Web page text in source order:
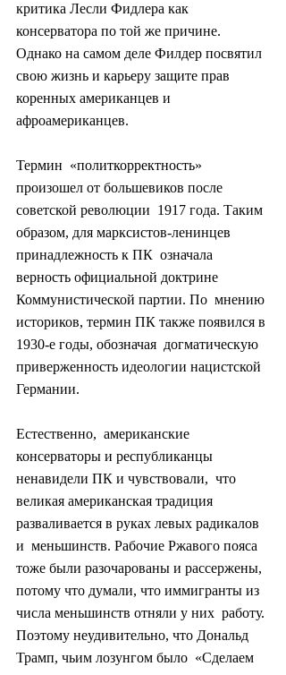
критика Лесли Фидлера как
консерватора по той же причине.
Однако на самом деле Филдер посвятил
свою жизнь и карьеру защите прав
коренных американцев и
афроамериканцев.
Термин  «политкорректность»
произошел от большевиков после
советской революции  1917 года. Таким
образом, для марксистов-ленинцев
принадлежность к ПК  означала
верность официальной доктрине
Коммунистической партии. По  мнению
историков, термин ПК также появился в
1930-е годы, обозначая  догматическую
приверженность идеологии нацистской
Германии.
Естественно,  американские
консерваторы и республиканцы
ненавидели ПК и чувствовали,  что
великая американская традиция
разваливается в руках левых радикалов
и  меньшинств. Рабочие Ржавого пояса
тоже были разочарованы и рассержены,
потому что думали, что иммигранты из
числа меньшинств отняли у них  работу.
Поэтому неудивительно, что Дональд
Трамп, чьим лозунгом было  «Сделаем